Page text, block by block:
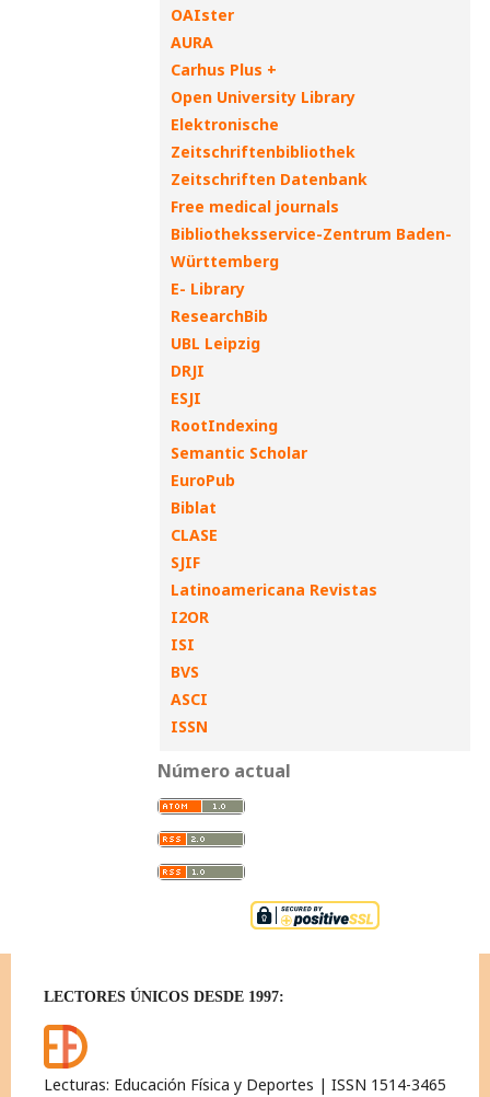
OAIster
AURA
Carhus Plus +
Open University Library
Elektronische
Zeitschriftenbibliothek
Zeitschriften Datenbank
Free medical journals
Bibliotheksservice-Zentrum Baden-
Württemberg
E- Library
ResearchBib
UBL Leipzig
DRJI
ESJI
RootIndexing
Semantic Scholar
EuroPub
Biblat
CLASE
SJIF
Latinoamericana Revistas
I2OR
ISI
BVS
ASCI
ISSN
Número actual
LECTORES ÚNICOS DESDE 1997:
Lecturas: Educación Física y Deportes | ISSN 1514-3465